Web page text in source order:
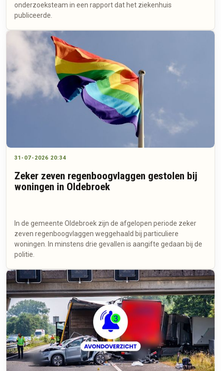
onderzoeksteam in een rapport dat het ziekenhuis
publiceerde.
31-07-2026 20:34
Zeker zeven regenboogvlaggen gestolen bij
woningen in Oldebroek
In de gemeente Oldebroek zijn de afgelopen periode zeker
zeven regenboogvlaggen weggehaald bij particuliere
woningen. In minstens drie gevallen is aangifte gedaan bij de
politie.